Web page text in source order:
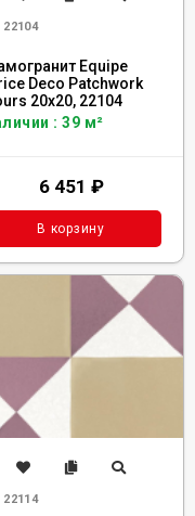
22104
Equipe
Deco Patchwork
20x20, 22104
: 39 м²
6 451 ₽
В корзину
22114